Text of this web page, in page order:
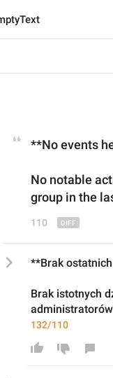
**No events
No notable
group in the
110
**Brak
Brak istotnych
132/110